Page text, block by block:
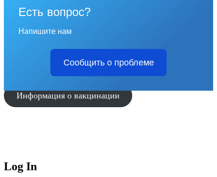
Есть вопрос?
Напишите нам
Сообщить о проблеме
Информация о вакцинации
Log In